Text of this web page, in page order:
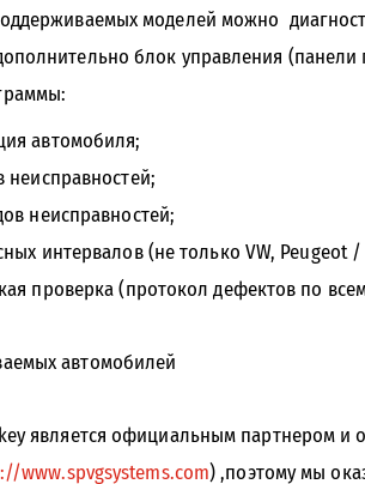
моделей можно
блок управления (панели
автомобиля;
неисправностей;
неисправностей;
интервалов (не только VW, Peugeot
проверка (протокол дефектов по
автомобилей
является официальным партнером
www.spvgsystems.com) ,поэтому мы